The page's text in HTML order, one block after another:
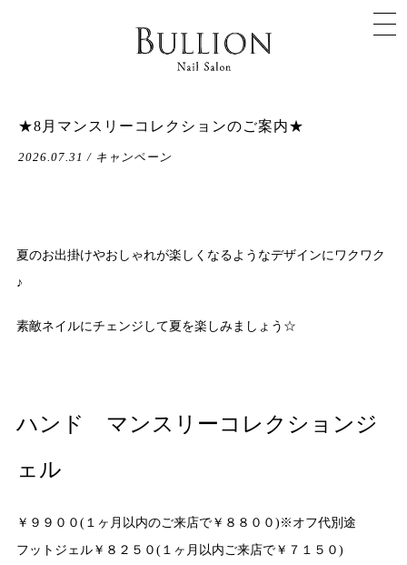
★8月マンスリーコレクションのご案内★
2026.07.31 / キャンペーン
夏のお出掛けやおしゃれが楽しくなるようなデザインにワクワク
♪
素敵ネイルにチェンジして夏を楽しみましょう☆
ハンド マンスリーコレクションジ
ェル
￥９９００(１ヶ月以内のご来店で￥８８００)※オフ代別途
フットジェル￥８２５０(１ヶ月以内ご来店で￥７１５０)